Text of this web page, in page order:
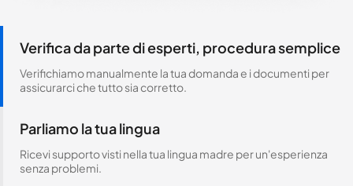
Verifica da parte di esperti, procedura semplice
Verifichiamo manualmente la tua domanda e i documenti per
assicurarci che tutto sia corretto.
Parliamo la tua lingua
Ricevi supporto visti nella tua lingua madre per un'esperienza
senza problemi.